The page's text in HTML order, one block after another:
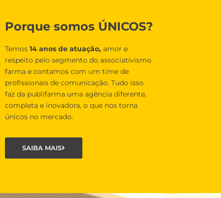
Porque somos ÚNICOS?
Temos 14 anos de atuação, amor e
respeito pelo segmento do associativismo
farma e contamos com um time de
profissionais de comunicação. Tudo isso
faz da publifarma uma agência diferente,
completa e inovadora, o que nos torna
únicos no mercado.
SAIBA MAIS